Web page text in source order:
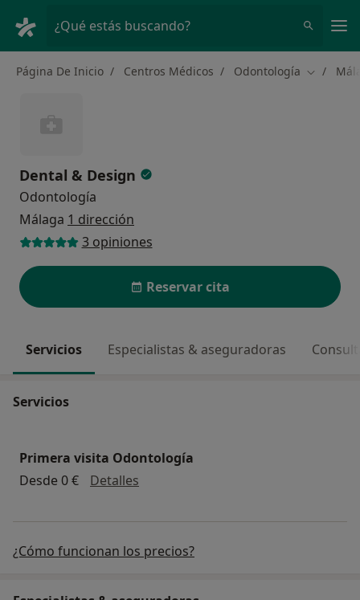
¿Qué estás buscando?
Página De Inicio Centros Médicos Odontología Cambiar
Dental & Design
Odontología
Málaga 1 dirección
3 opiniones
Reservar cita
Servicios Especialistas & aseguradoras
Servicios
Primera visita Odontología
Desde 0 €
Detalles
¿Cómo funcionan los precios?